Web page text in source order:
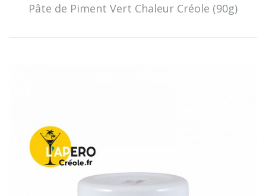
Pâte de Piment Vert Chaleur Créole (90g)